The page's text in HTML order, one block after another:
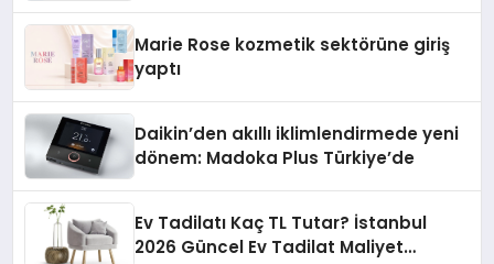
Marie Rose kozmetik sektörüne giriş
yaptı
Daikin’den akıllı iklimlendirmede yeni
dönem: Madoka Plus Türkiye’de
Ev Tadilatı Kaç TL Tutar? İstanbul
2026 Güncel Ev Tadilat Maliyet